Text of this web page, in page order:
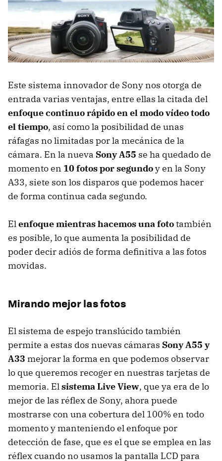
Este sistema innovador de Sony nos otorga de
entrada varias ventajas, entre ellas la citada del
enfoque continuo rápido en el modo vídeo todo
el tiempo, así como la posibilidad de unas
ráfagas no limitadas por la mecánica de la
cámara. En la nueva Sony A55 se ha quedado de
momento en 10 fotos por segundoy en la Sony
A33, siete son los disparos que podemos hacer
de forma continua cada segundo.
Elenfoque mientras hacemos una fototambién
es posible, lo que aumenta la posibilidad de
poder decir adiós de forma definitiva a las fotos
movidas.
Mirando mejor las fotos
El sistema de espejo translúcido también
permite a estas dos nuevas cámaras Sony A55 y
A33 mejorar la forma en que podemos observar
lo que queremos recoger en nuestras tarjetas de
memoria. Elsistema Live View, que ya era de lo
mejor de las réflex de Sony, ahora puede
mostrarse con una cobertura del 100% en todo
momento y manteniendo el enfoque por
detección de fase, que es el que se emplea en las
réflex cuando no usamos la pantalla LCD para